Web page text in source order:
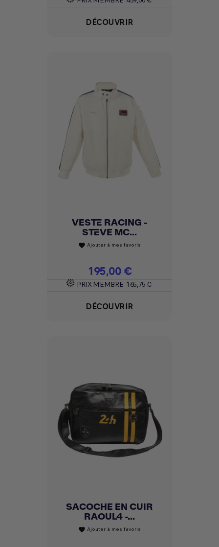
DÉCOUVRIR
VESTE RACING -
STEVE MC...
favorite Ajouter à mes favoris
Prix
195,00 €
PRIX MEMBRE 165,75 €
DÉCOUVRIR
SACOCHE EN CUIR
RAOUL4 -...
favorite Ajouter à mes favoris